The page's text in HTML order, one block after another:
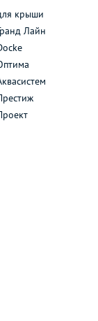
крыши
Лайн